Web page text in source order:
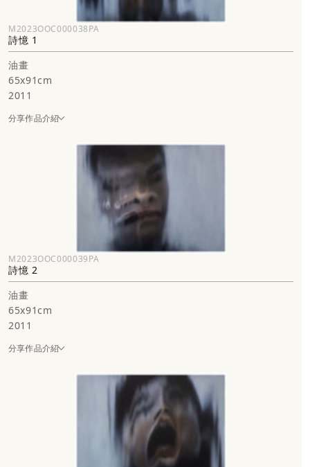
M2023OOC000038PA
詩憶 1
油畫
65x91cm
2011
分享作品介紹
M2023OOC000039PA
詩憶 2
油畫
65x91cm
2011
分享作品介紹